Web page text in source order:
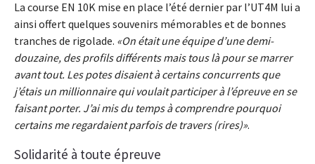
La course EN 10K mise en place l’été dernier par l’UT4M lui a
ainsi offert quelques souvenirs mémorables et de bonnes
tranches de rigolade. On était une équipe d’une demi-
douzaine, des profils différents mais tous là pour se marrer
avant tout. Les potes disaient à certains concurrents que
j’étais un millionnaire qui voulait participer à l’épreuve en se
faisant porter. J’ai mis du temps à comprendre pourquoi
certains me regardaient parfois de travers (rires) .
Solidarité à toute épreuve